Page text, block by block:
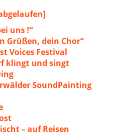
uns !“
Grüßen, dein Chor“
Voices Festival
klingt und singt
SoundPainting
– auf Reisen